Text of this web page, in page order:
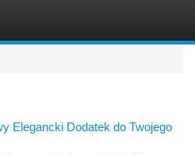
Elegancki Dodatek do Twojego